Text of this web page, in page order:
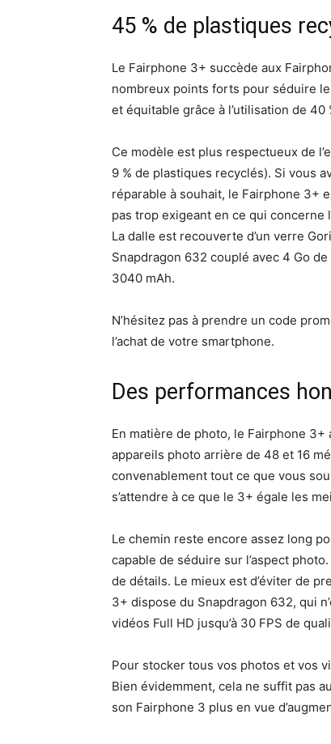
45 % de plastiques
Le Fairphone 3+ succède aux
nombreux points forts pour séduire
et équitable grâce à l’utilisation de
Ce modèle est plus respectueux de
9 % de plastiques recyclés). Si vous
réparable à souhait, le Fairphone 3+
pas trop exigeant en ce qui concerne
La dalle est recouverte d’un verre
Snapdragon 632 couplé avec 4 Go
3040 mAh.
N’hésitez pas à prendre un code
l’achat de votre smartphone.
Des performances
En matière de photo, le Fairphone
appareils photo arrière de 48 et 16
convenablement tout ce que vous
s’attendre à ce que le 3+ égale les
Le chemin reste encore assez long
capable de séduire sur l’aspect
de détails. Le mieux est d’éviter de
3+ dispose du Snapdragon 632, qui
vidéos Full HD jusqu’à 30 FPS de
Pour stocker tous vos photos et vos
Bien évidemment, cela ne suffit pas
son Fairphone 3 plus en vue